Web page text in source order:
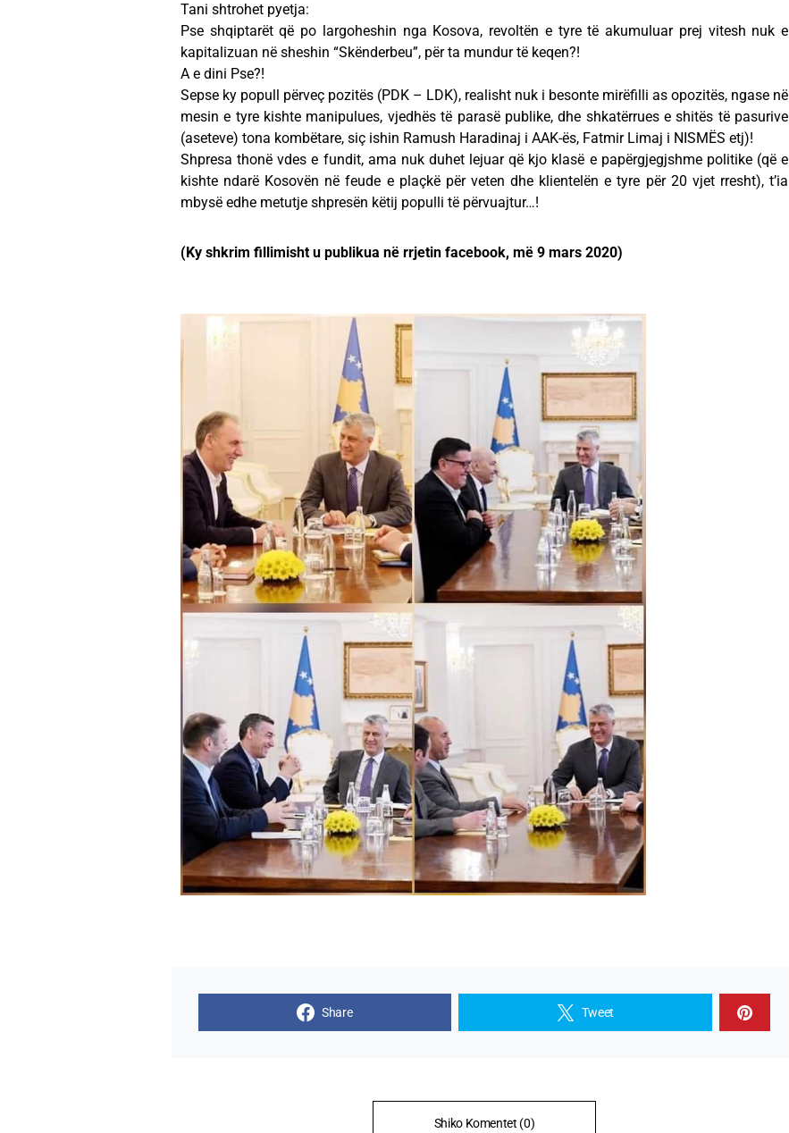
Tani shtrohet pyetja:
Pse shqiptarët që po largoheshin nga Kosova, revoltën e tyre të akumuluar prej vitesh nuk e
kapitalizuan në sheshin “Skënderbeu”, për ta mundur të keqen?!
A e dini Pse?!
Sepse ky popull përveç pozitës (PDK – LDK), realisht nuk i besonte mirëfilli as opozitës, ngase në
mesin e tyre kishte manipulues, vjedhës të parasë publike, dhe shkatërrues e shitës të pasurive
(aseteve) tona kombëtare, siç ishin Ramush Haradinaj i AAK-ës, Fatmir Limaj i NISMËS etj)!
Shpresa thonë vdes e fundit, ama nuk duhet lejuar që kjo klasë e papërgjegjshme politike (që e
kishte ndarë Kosovën në feude e plaçkë për veten dhe klientelën e tyre për 20 vjet rresht), t’ia
mbysë edhe metutje shpresën këtij populli të përvuajtur…!
(Ky shkrim fillimisht u publikua në rrjetin facebook, më 9 mars 2020)
Share Tweet
Shiko Komentet (0)